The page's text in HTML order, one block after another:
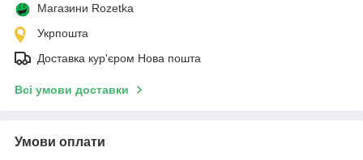
Магазини Rozetka
Укрпошта
Доставка кур'єром Нова пошта
Всі умови доставки
Умови оплати